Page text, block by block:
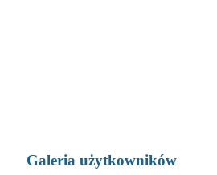
Galeria użytkowników